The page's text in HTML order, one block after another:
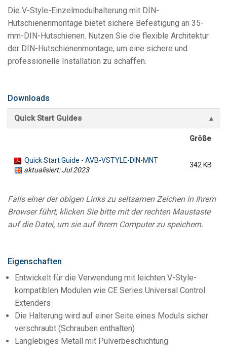
Die V-Style-Einzelmodulhalterung mit DIN-
Hutschienenmontage bietet sichere Befestigung an 35-
mm-DIN-Hutschienen. Nutzen Sie die flexible Architektur
der DIN-Hutschienenmontage, um eine sichere und
professionelle Installation zu schaffen.
Downloads
Quick Start Guides
Größe
Quick Start Guide - AVB-VSTYLE-DIN-MNT
aktualisiert: Jul 2023
342 KB
Falls einer der obigen Links zu seltsamen Zeichen in Ihrem
Browser führt, klicken Sie bitte mit der rechten Maustaste
auf die Datei, um sie auf Ihrem Computer zu speichern.
Eigenschaften
Entwickelt für die Verwendung mit leichten V-Style-
kompatiblen Modulen wie CE Series Universal Control
Extenders
Die Halterung wird auf einer Seite eines Moduls sicher
verschraubt (Schrauben enthalten)
Langlebiges Metall mit Pulverbeschichtung